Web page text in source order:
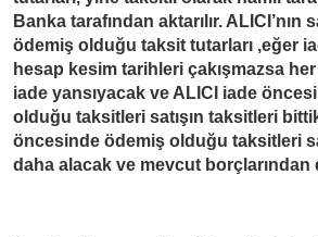
Banka tarafından aktarılır. ALICI’nın
ödemiş olduğu taksit tutarları ,eğer
hesap kesim tarihleri çakışmazsa
iade yansıyacak ve ALICI iade
olduğu taksitleri satışın taksitleri
öncesinde ödemiş olduğu taksitleri
daha alacak ve mevcut borçlarından